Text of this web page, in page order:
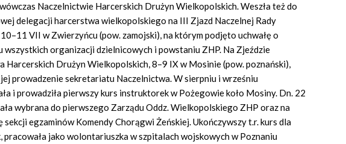
Naczelnictwie Harcerskich Drużyn Wielkopolskich. Weszła też do
delegacji harcerstwa wielkopolskiego na III Zjazd Naczelnej Rady
VII w Zwierzyńcu (pow. zamojski), na którym podjęto uchwałę o
wszystkich organizacji dzielnicowych i powstaniu ZHP. Na Zjeździe
Harcerskich Drużyn Wielkopolskich, 8–9 IX w Mosinie (pow. poznański),
prowadzenie sekretariatu Naczelnictwa. W sierpniu i wrześniu
i prowadziła pierwszy kurs instruktorek w Pożegowie koło Mosiny. Dn. 22
wybrana do pierwszego Zarządu Oddz. Wielkopolskiego ZHP oraz na
sekcji egzaminów Komendy Chorągwi Żeńskiej. Ukończywszy t.r. kurs dla
pracowała jako wolontariuszka w szpitalach wojskowych w Poznaniu